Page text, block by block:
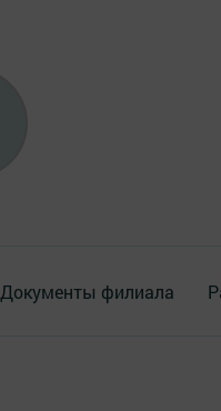
Документы филиала